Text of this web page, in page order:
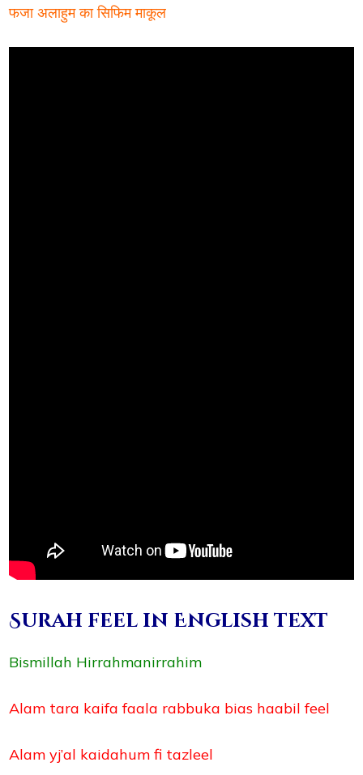
फजा अलाहुम का सिफिम माकूल
Surah feel in English text
Bismillah Hirrahmanirrahim
Alam tara kaifa faala rabbuka bias haabil feel
Alam yj’al kaidahum fi tazleel